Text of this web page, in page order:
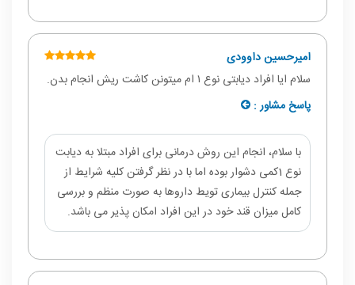
امیرحسین داوودی
سلام ایا افراد دیابتی نوع ۱ ام میتونن کاشت ریش انجام بدن.
پاسخ مشاور :
با سلام، انجام این روش درمانی برای افراد مبتلا به دیابت
نوع 1کمی دشوار بوده اما با در نظر گرفتن کلیه شرایط از
جمله کنترل بیماری تویط داروها به صورت منظم و بررسی
کامل میزان قند خود در این افراد امکان پذیر می باشد.